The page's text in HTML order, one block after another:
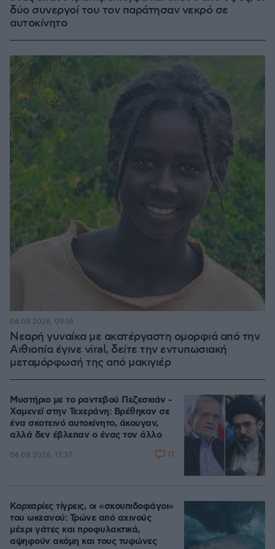
δύο συνεργοί του τον παράτησαν νεκρό σε
αυτοκίνητο
Νεαρή γυναίκα με ακατέργαστη ομορφιά από την
Αιθιοπία έγινε viral, δείτε την εντυπωσιακή
μεταμόρφωσή της από μακιγιέρ
06.08.2026, 09:18
Μυστήριο με το ραντεβού Πεζεσκιάν -
Χαμενεϊ στην Τεχεράνη: Βρέθηκαν σε
ένα σκοτεινό αυτοκίνητο, άκουγαν,
αλλά δεν έβλεπαν ο ένας τον άλλο
06.08.2026, 13:37 17
Καρχαρίες τίγρεις, οι «σκουπιδοφάγοι»
του ωκεανού: Τρώνε από αχινούς
μέχρι γάτες και προφυλακτικά,
αψηφούν ακόμη και τους τυφώνες